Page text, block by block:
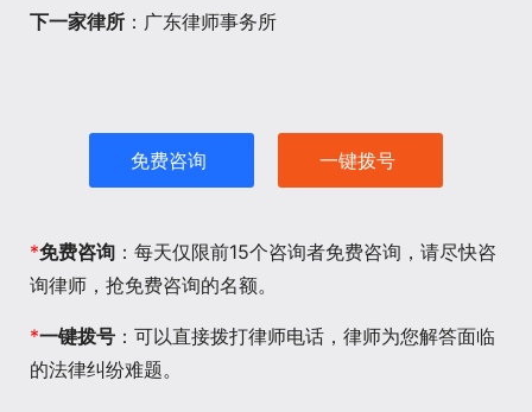
下一家律所 ：广东律师事务所
免费咨询 一键拨号
*免费咨询 ：每天仅限前15个咨询者免费咨询，请尽快咨
询律师，抢免费咨询的名额。
*一键拨号 ：可以直接拨打律师电话，律师为您解答面临
的法律纠纷难题。